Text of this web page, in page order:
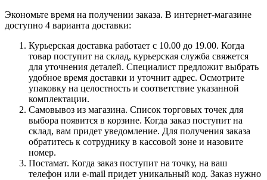
Экономьте время на получении заказа. В интернет-магазине
доступно 4 варианта доставки:
Курьерская доставка работает с 10.00 до 19.00. Когда
товар поступит на склад, курьерская служба свяжется
для уточнения деталей. Специалист предложит выбрать
удобное время доставки и уточнит адрес. Осмотрите
упаковку на целостность и соответствие указанной
комплектации.
Самовывоз из магазина. Список торговых точек для
выбора появится в корзине. Когда заказ поступит на
склад, вам придет уведомление. Для получения заказа
обратитесь к сотруднику в кассовой зоне и назовите
номер.
Постамат. Когда заказ поступит на точку, на ваш
телефон или e-mail придет уникальный код. Заказ нужно